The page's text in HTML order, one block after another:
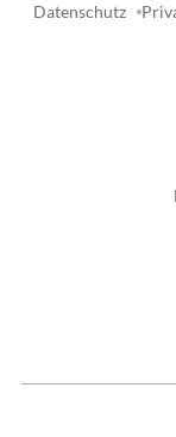
Datenschutz